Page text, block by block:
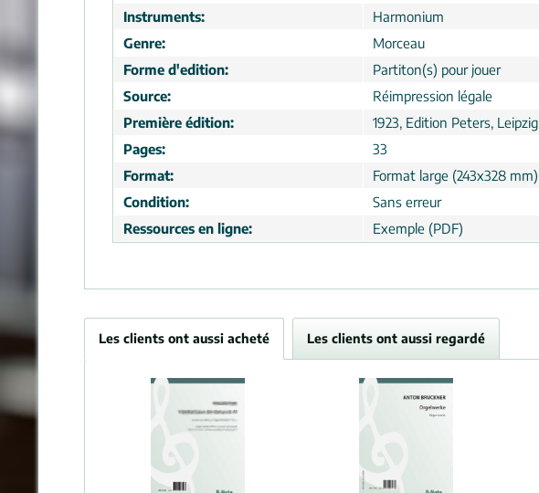
Instruments:
Harmonium
Genre:
Morceau
Forme d'edition:
Partiton(s) pour jouer
Source:
Réimpression légale
Première édition:
1923, Edition Peters, Leipzig
Pages:
33
Format:
Format large (243x328 mm)
Condition:
Sans erreur
Ressources en ligne:
Exemple (PDF)
Les clients ont aussi acheté Les clients ont aussi regardé